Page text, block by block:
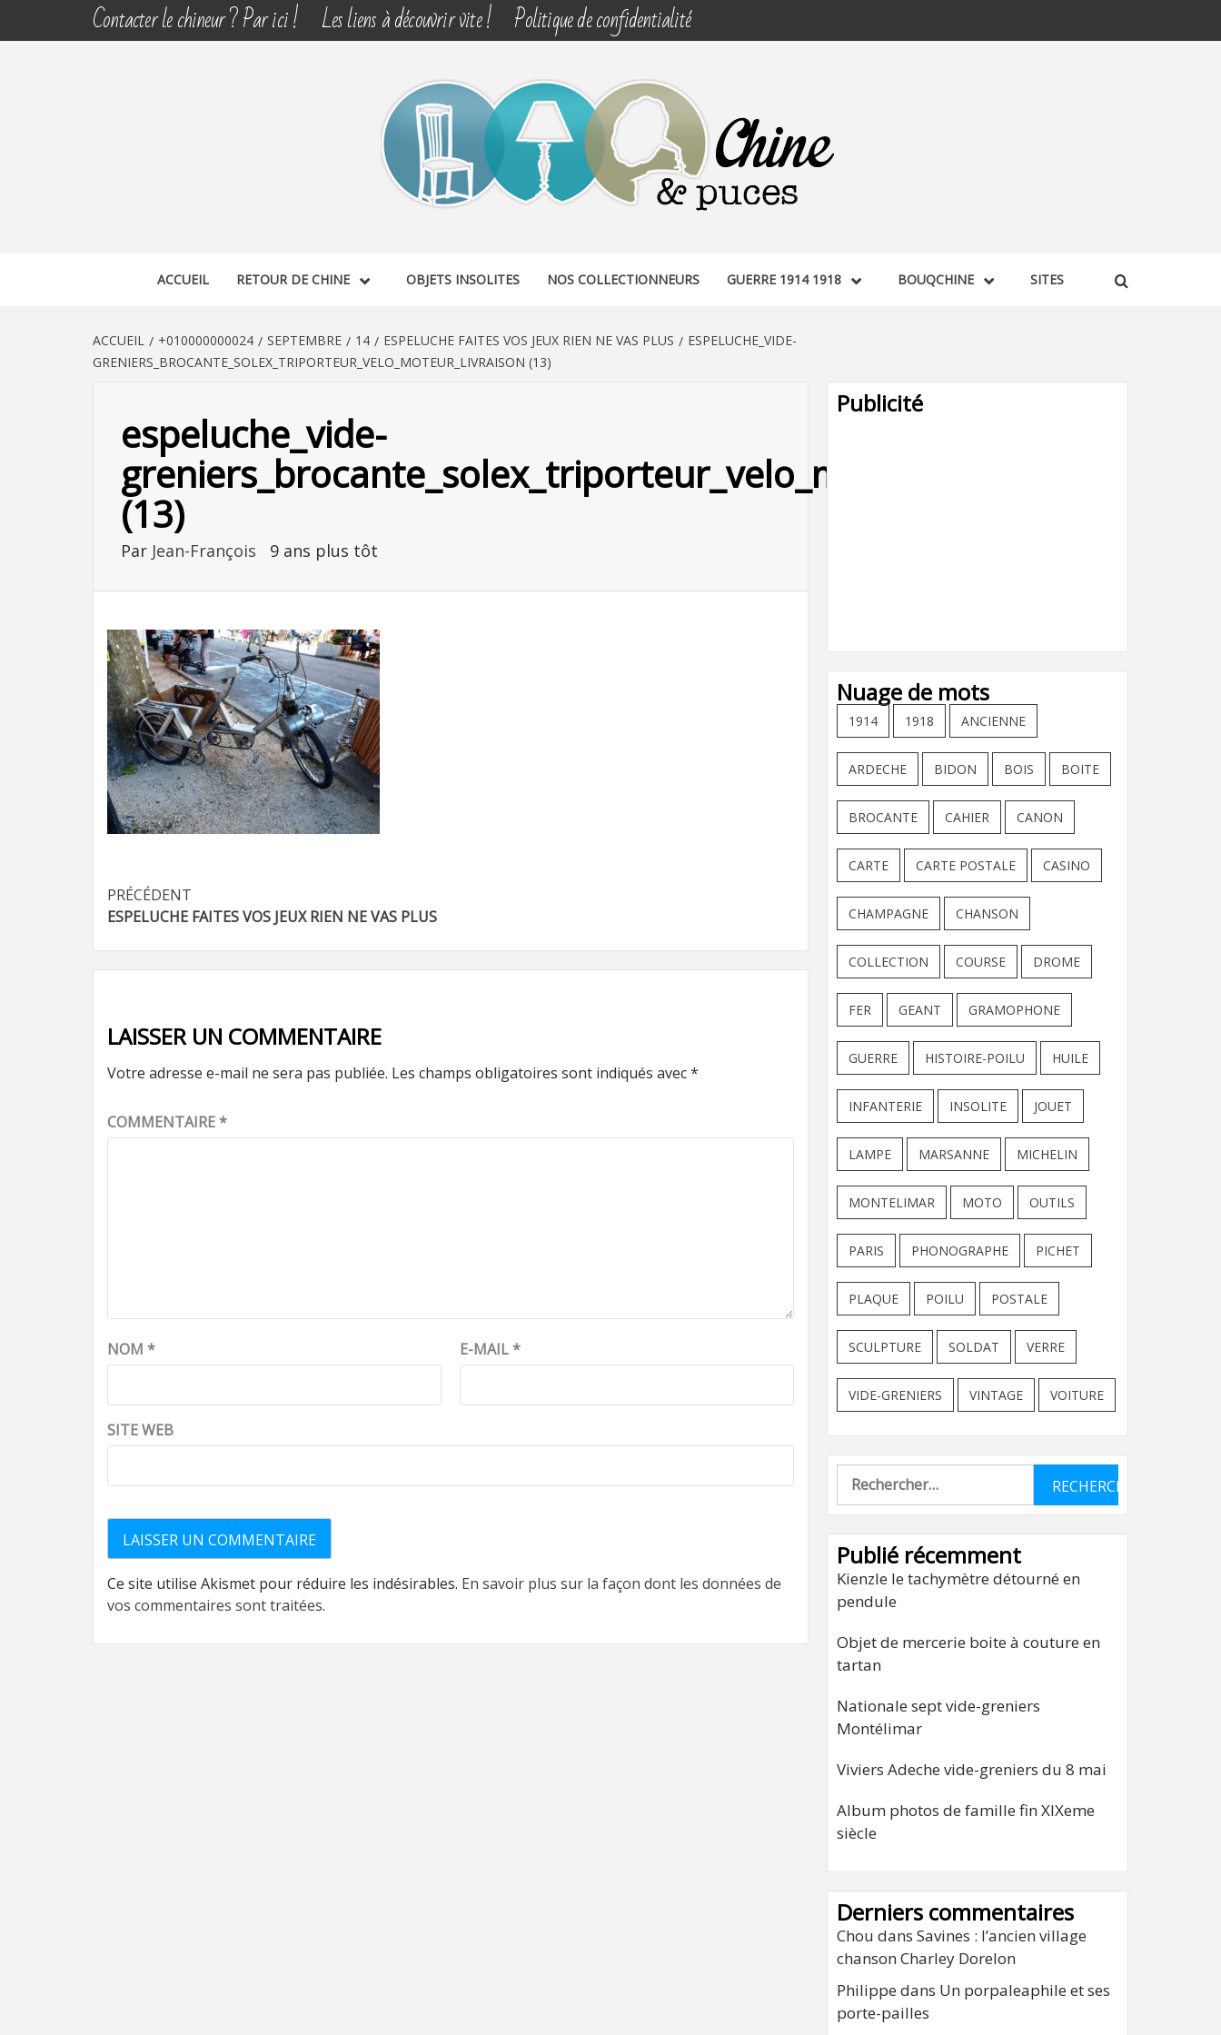
Contacter le chineur ? Par ici ! Les liens à découvrir vite ! Politique de confidentialité
CHINE & PUCES
ACCUEIL RETOUR DE CHINE OBJETS INSOLITES NOS COLLECTIONNEURS GUERRE 1914 1918 BOUQCHINE SITES
ACCUEIL +010000000024 SEPTEMBRE 14 ESPELUCHE FAITES VOS JEUX RIEN NE VAS PLUS
ESPELUCHE_VIDE-
GRENIERS_BROCANTE_SOLEX_TRIPORTEUR_VELO_MOTEUR_LIVRAISON (13)
espeluche_vide-
greniers_brocante_solex_triporteur_velo_moteur_livraison
(13)
Par Jean-François 9 ans plus tôt
Navigation
d’article
PRÉCÉDENT
ESPELUCHE FAITES VOS JEUX RIEN NE VAS PLUS
LAISSER UN COMMENTAIRE
Votre adresse e-mail ne sera pas publiée. Les champs obligatoires sont indiqués avec*
COMMENTAIRE*
NOM * E-MAIL*
SITE WEB
Ce site utilise Akismet pour réduire les indésirables. En savoir plus sur la façon dont les données de
vos commentaires sont traitées.
Publicité
Nuage de mots
1914 1918 ANCIENNE
ARDECHE BIDON BOIS BOITE
BROCANTE CAHIER CANON
CARTE CARTE POSTALE CASINO
CHAMPAGNE CHANSON
COLLECTION COURSE DROME
FER GEANT GRAMOPHONE
GUERRE HISTOIRE-POILU HUILE
INFANTERIE INSOLITE JOUET
LAMPE MARSANNE MICHELIN
MONTELIMAR MOTO OUTILS
PARIS PHONOGRAPHE PICHET
PLAQUE POILU POSTALE
SCULPTURE SOLDAT VERRE
VIDE-GRENIERS VINTAGE VOITURE
Rechercher :
Publié récemment
Kienzle le tachymètre détourné en
pendule
Objet de mercerie boite à couture en
tartan
Nationale sept vide-greniers
Montélimar
Viviers Adeche vide-greniers du 8 mai
Album photos de famille fin XIXeme
siècle
Derniers commentaires
Chou dans Savines : l’ancien village
chanson Charley Dorelon
Philippe dans Un porpaleaphile et ses
porte-pailles